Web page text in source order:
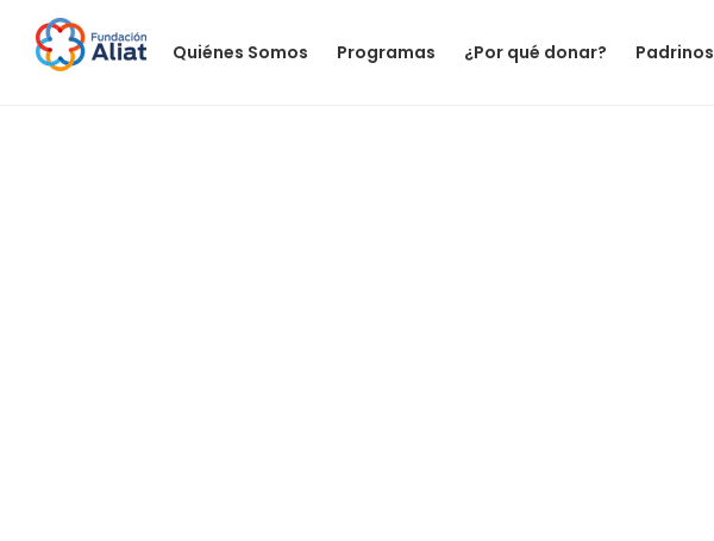
Quiénes Somos Programas ¿Por qué donar? Padrinos